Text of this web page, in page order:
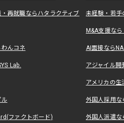
再就職ならハタラクティブ 未経験・若手
M&A支援な
んコネ AI面接なら
Lab. アジャイル
アメリカの
外国人採用
ファクトボード) 外国人派遣な